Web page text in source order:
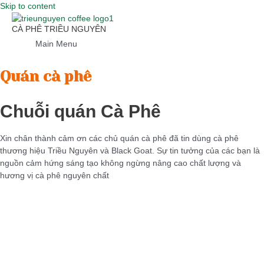
Skip to content
CÀ PHÊ TRIỀU NGUYÊN
Main Menu
Quán cà phê
Chuỗi quán Cà Phê
Xin chân thành cảm ơn các chủ quán cà phê đã tin dùng cà phê
thương hiệu Triều Nguyên và Black Goat. Sự tin tưởng của các bạn là
nguồn cảm hứng sáng tạo không ngừng nâng cao chất lượng và
hương vị cà phê nguyên chất